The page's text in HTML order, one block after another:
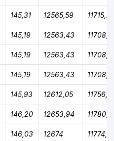
145,31 12565,59 11715,25
145,19 12563,43
145,19 12563,43
145,19 12563,43
145,93 12612,05
146,20 12653,94
146,03 12674